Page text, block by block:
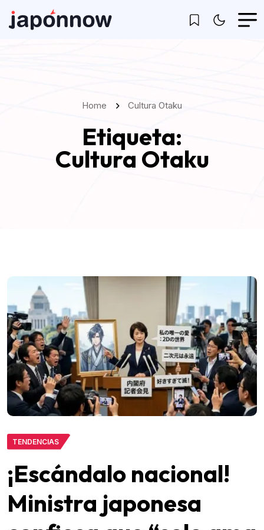
Home Cultura Otaku
Etiqueta:
Cultura Otaku
TENDENCIAS
¡Escándalo nacional!
Ministra japonesa